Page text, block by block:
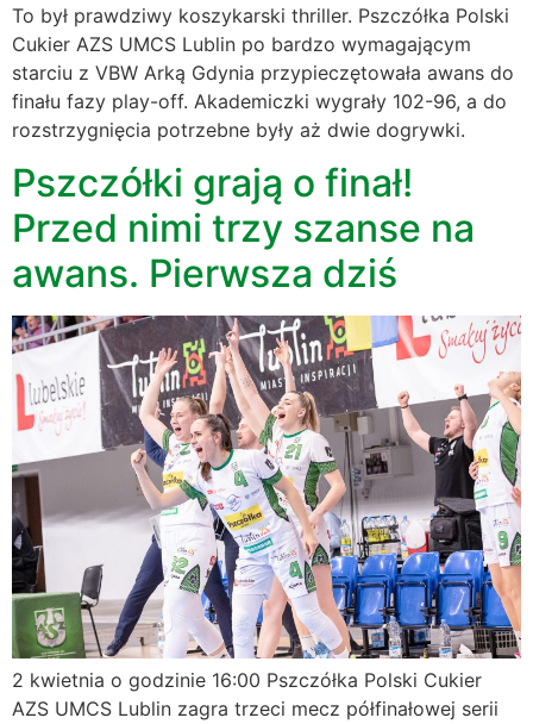
To był prawdziwy koszykarski thriller. Pszczółka Polski
Cukier AZS UMCS Lublin po bardzo wymagającym
starciu z VBW Arką Gdynia przypieczętowała awans do
finału fazy play-off. Akademiczki wygrały 102-96, a do
rozstrzygnięcia potrzebne były aż dwie dogrywki.
Pszczółki grają o finał!
Przed nimi trzy szanse na
awans. Pierwsza dziś
2 kwietnia o godzinie 16:00 Pszczółka Polski Cukier
AZS UMCS Lublin zagra trzeci mecz półfinałowej serii